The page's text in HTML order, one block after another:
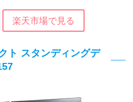
楽天市場で見る
ト スタンディングデ